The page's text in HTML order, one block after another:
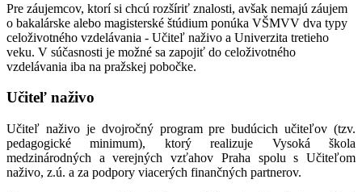
Pre záujemcov, ktorí si chcú rozšíriť znalosti, avšak nemajú záujem
o bakalárske alebo magisterské štúdium ponúka VŠMVV dva typy
celoživotného vzdelávania - Učiteľ naživo a Univerzita tretieho
veku. V súčasnosti je možné sa zapojiť do celoživotného
vzdelávania iba na pražskej pobočke.
Učiteľ naživo
Učiteľ naživo je dvojročný program pre budúcich učiteľov (tzv.
pedagogické minimum), ktorý realizuje Vysoká škola
medzinárodných a verejných vzťahov Praha spolu s Učiteľom
naživo, z.ú. a za podpory viacerých finančných partnerov.